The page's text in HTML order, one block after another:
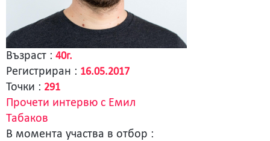
Възраст : 40г.
Регистриран : 16.05.2017
Точки : 291
Прочети интервю с Емил
Табаков
В момента участва в отбор :